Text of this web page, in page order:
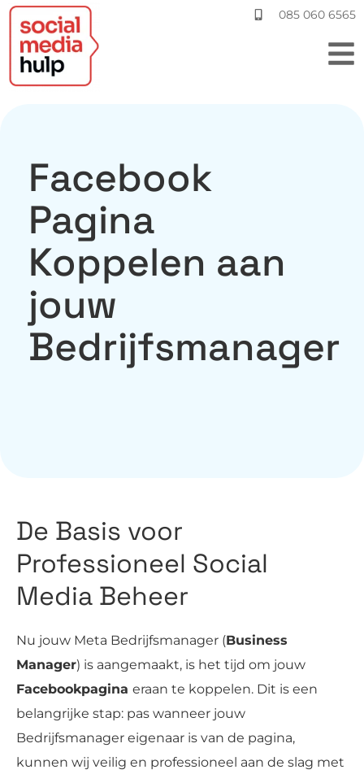
085 060 6565
Facebook
Pagina
Koppelen aan
jouw
Bedrijfsmanager
De Basis voor
Professioneel Social
Media Beheer
Nu jouw Meta Bedrijfsmanager (Business
Manager) is aangemaakt, is het tijd om jouw
Facebookpagina eraan te koppelen. Dit is een
belangrijke stap: pas wanneer jouw
Bedrijfsmanager eigenaar is van de pagina,
kunnen wij veilig en professioneel aan de slag met